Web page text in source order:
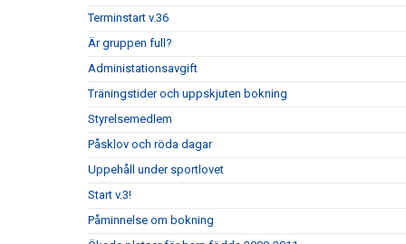
Terminstart v.36
Är gruppen full?
Administationsavgift
Träningstider och uppskjuten bokning
Styrelsemedlem
Påsklov och röda dagar
Uppehåll under sportlovet
Start v.3!
Påminnelse om bokning